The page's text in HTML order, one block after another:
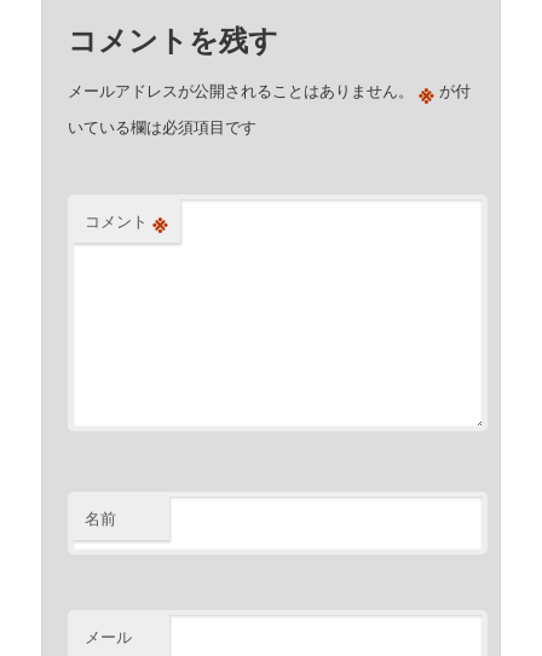
コメントを残す
メールアドレスが公開されることはありません。 ※ が付
いている欄は必須項目です
コメント ※
名前
メール